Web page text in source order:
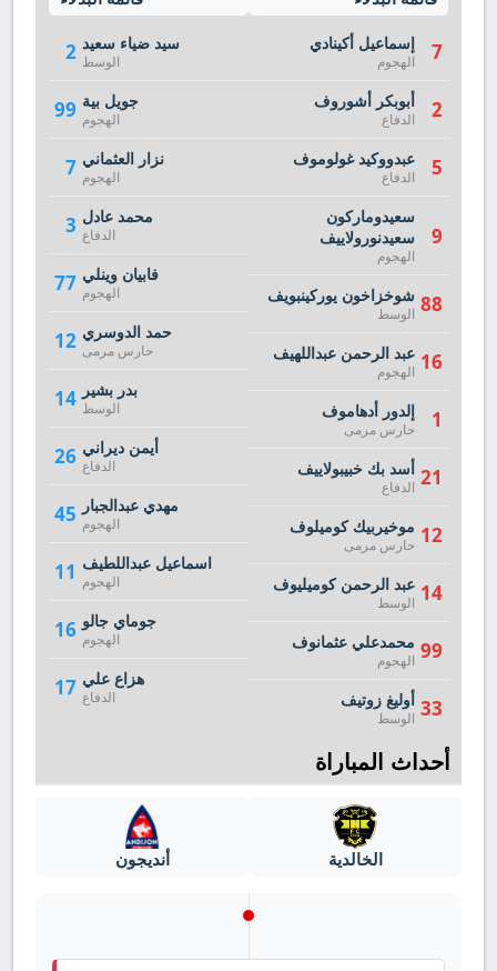
2 سيد ضياء سعيد
الوسط
99 جويل بية
الهجوم
7 نزار العثماني
الهجوم
3 محمد عادل
الدفاع
77 فابيان وينلي
الهجوم
12 حمد الدوسري
حارس مرمى
14 بدر بشير
الوسط
26 أيمن ديراني
الدفاع
45 مهدي عبدالجبار
الهجوم
11 اسماعيل عبداللطيف
الهجوم
16 جوماي جالو
الهجوم
17 هزاع علي
الدفاع
7 إسماعيل أكينادي
الهجوم
2 أبوبكر أشوروف
الدفاع
5 عبدووكيد غولوموف
الدفاع
9
سعيدوماركون
سعيدنورولاييف
الهجوم
88 شوخزاخون يوركينبويف
الوسط
16 عبد الرحمن عبداللهيف
الهجوم
1 إلدور أدهاموف
حارس مرمى
21 أسد بك خبيبولاييف
الدفاع
12 موخيربيك كوميلوف
حارس مرمى
14 عبد الرحمن كوميليوف
الوسط
99 محمدعلي عثمانوف
الهجوم
33 أوليغ زوتيف
الوسط
أحداث المباراة
الخالدية أنديجون